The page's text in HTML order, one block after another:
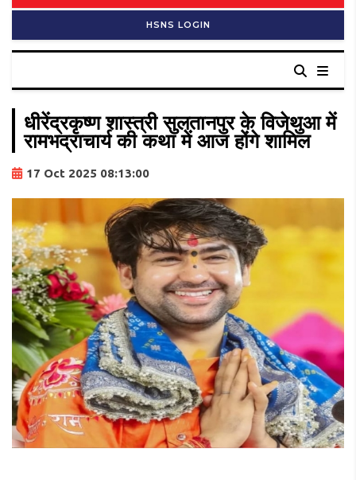
HSNS LOGIN
धीरेंद्रकृष्ण शास्त्री सुलतानपुर के विजेथुआ में
रामभद्राचार्य की कथा में आज होंगे शामिल
17 Oct 2025 08:13:00